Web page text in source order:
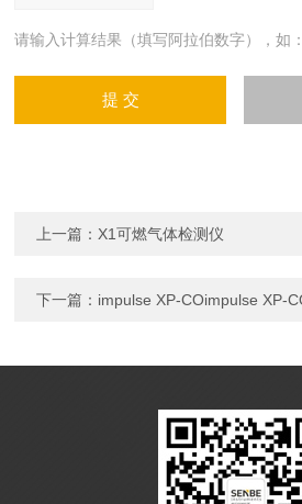
请输入计算结果（填写阿拉伯数字），如
上一篇： X1可燃气体检测仪
下一篇： impulse XP-COimpulse XP-